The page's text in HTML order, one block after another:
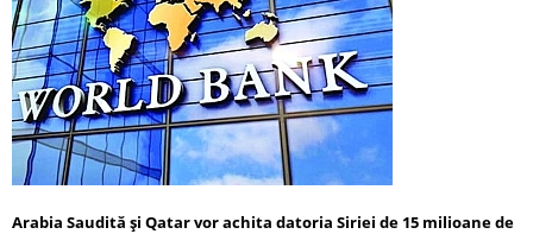
Arabia Saudită și Qatar vor achita datoria Siriei de 15 milioane de